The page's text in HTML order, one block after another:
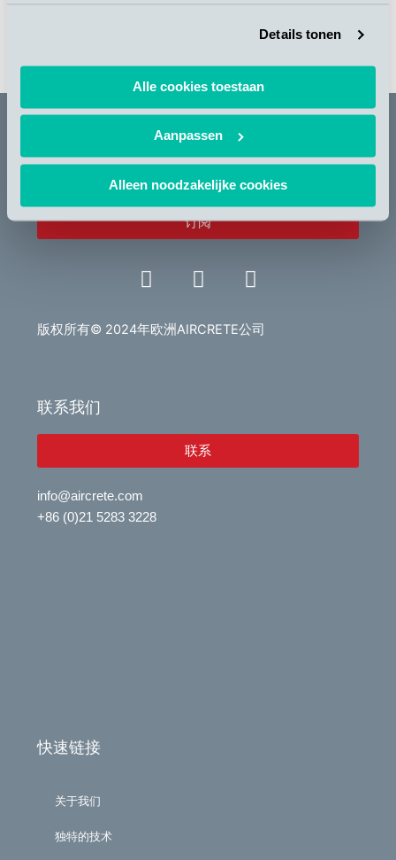
Details tonen
Alle cookies toestaan
Aanpassen
Alleen noodzakelijke cookies
返回到所有新闻
订阅
L
i
k
V
i
e
E
n
e
版权所有© 2024年欧洲AIRCRETE公司
联系我们
联系
info@aircrete.com
+86 (0)21 5283 3228
快速链接
关于我们
独特的技术